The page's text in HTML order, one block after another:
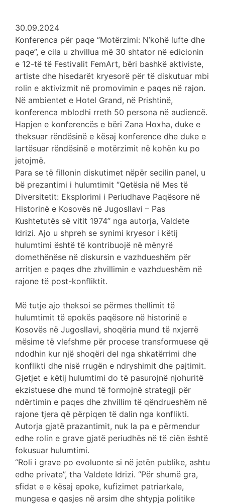
30.09.2024
Konferenca për paqe ‘’Motërzimi: N’kohë lufte dhe
paqe”, e cila u zhvillua më 30 shtator në edicionin
e 12-të të Festivalit FemArt, bëri bashkë aktiviste,
artiste dhe hisedarët kryesorë për të diskutuar mbi
rolin e aktivizmit në promovimin e paqes në rajon.
Në ambientet e Hotel Grand, në Prishtinë,
konferenca mblodhi rreth 50 persona në audiencë.
Hapjen e konferencës e bëri Zana Hoxha, duke e
theksuar rëndësinë e kësaj konference dhe duke e
lartësuar rëndësinë e motërzimit në kohën ku po
jetojmë.
Para se të fillonin diskutimet nëpër secilin panel, u
bë prezantimi i hulumtimit ‘’Qetësia në Mes të
Diversitetit: Eksplorimi i Periudhave Paqësore në
Historinë e Kosovës në Jugosllavi – Pas
Kushtetutës së vitit 1974’’ nga autorja, Valdete
Idrizi. Ajo u shpreh se synimi kryesor i këtij
hulumtimi është të kontribuojë në mënyrë
domethënëse në diskursin e vazhdueshëm për
arritjen e paqes dhe zhvillimin e vazhdueshëm në
rajone të post-konfliktit.
Më tutje ajo theksoi se përmes thellimit të
hulumtimit të epokës paqësore në historinë e
Kosovës në Jugosllavi, shoqëria mund të nxjerrë
mësime të vlefshme për procese transformuese që
ndodhin kur një shoqëri del nga shkatërrimi dhe
konflikti dhe nisë rrugën e ndryshimit dhe pajtimit.
Gjetjet e këtij hulumtimi do të pasurojnë njohuritë
ekzistuese dhe mund të formojnë strategji për
ndërtimin e paqes dhe zhvillim të qëndrueshëm në
rajone tjera që përpiqen të dalin nga konflikti.
Autorja gjatë prazantimit, nuk la pa e përmendur
edhe rolin e grave gjatë periudhës në të ciën është
fokusuar hulumtimi.
“Roli i grave po evoluonte si në jetën publike, ashtu
edhe private”, tha Valdete Idrizi. ‘’Për shumë gra,
sfidat e e kësaj epoke, kufizimet patriarkale,
mungesa e qasjes në arsim dhe shtypja politike